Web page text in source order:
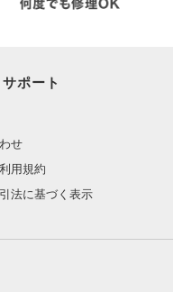
ポート
せ
用規約
法に基づく表示